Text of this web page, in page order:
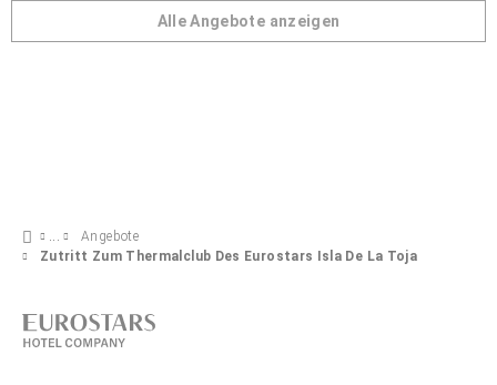
Alle Angebote anzeigen
Angebote
Zutritt Zum Thermalclub Des Eurostars Isla De La Toja